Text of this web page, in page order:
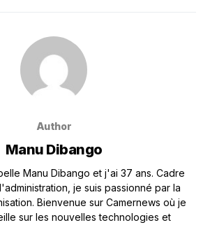
Author
Manu Dibango
Manu Dibango et j'ai 37 ans. Cadre
je suis passionné par la
Bienvenue sur Camernews où je
sur les nouvelles technologies et